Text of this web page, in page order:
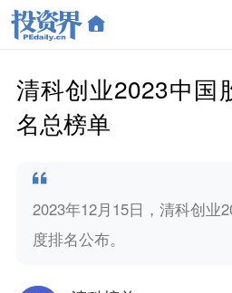
清科创业2023中国
名总榜单
2023年12月15日，清科创业
度排名公布。